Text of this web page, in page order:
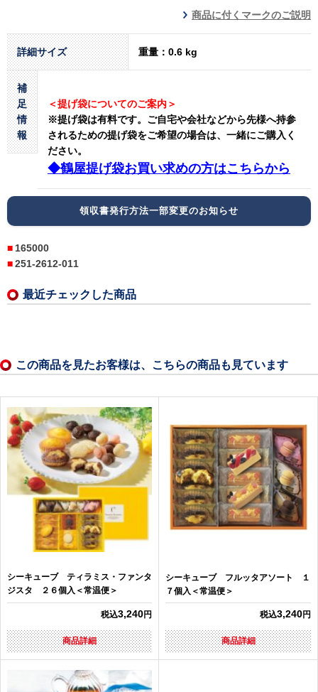
商品に付くマークのご説明
詳細サイズ 重量：0.6 kg
補
足
情
報
＜提げ袋についてのご案内＞
※提げ袋は有料です。 ご自宅や会社などから先様へ持参
されるための提げ袋をご希望の場合は、一緒にご購入く
ださい。
◆鶴屋提げ袋お買い求めの方はこちらから
領収書発行方法一部変更のお知らせ
165000
251-2612-011
最近チェックした商品
この商品を見たお客様は、こちらの商品も見ています
シーキューブ ティラミス・ファンタ
ジスタ ２６個入＜常温便＞
税込3,240円
商品詳細
シーキューブ フルッタアソート １
７個入＜常温便＞
税込3,240円
商品詳細